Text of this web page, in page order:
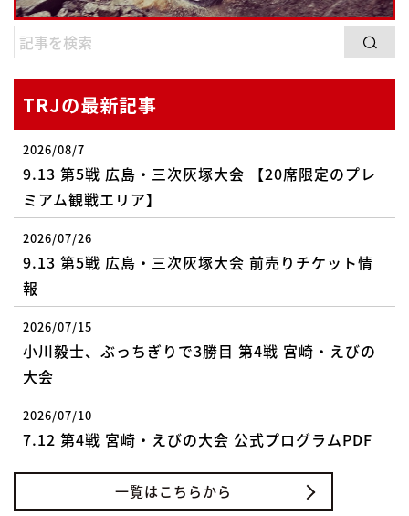
TRJの最新記事
2026/08/7
9.13 第5戦 広島・三次灰塚大会 【20席限定のプレ
ミアム観戦エリア】
2026/07/26
9.13 第5戦 広島・三次灰塚大会 前売りチケット情
報
2026/07/15
小川毅士、ぶっちぎりで3勝目 第4戦 宮崎・えびの
大会
2026/07/10
7.12 第4戦 宮崎・えびの大会 公式プログラムPDF
一覧はこちらから